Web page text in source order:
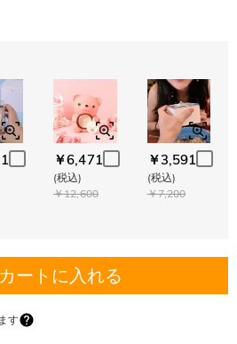
￥6,471
(税込)
￥12,600
￥3,591
(税込)
￥7,200
カートに入れる
す